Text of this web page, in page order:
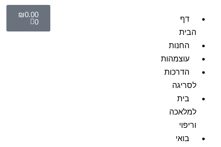
דף
הבית
החנות
עוצמהות
הדרכות
לסריגה
בית
למלאכה
וריפוי
בואי
₪0.00
0